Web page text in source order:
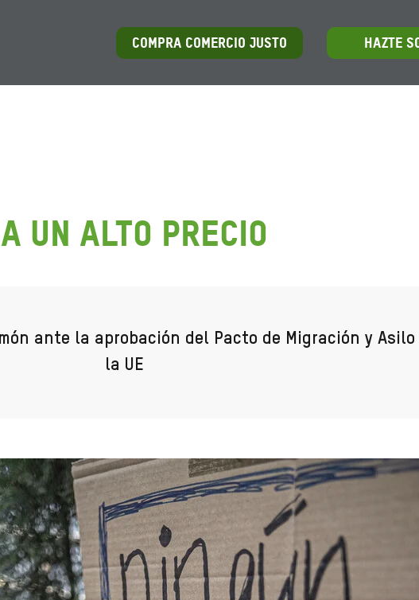
COMPRA COMERCIO JUSTO HAZTE
un alto precio
ante la aprobación del Pacto de Migración y Asilo
la UE